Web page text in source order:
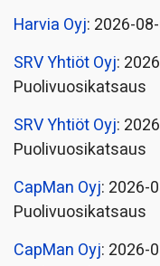
Harvia Oyj: 2026-
SRV Yhtiöt Oyj:
Puolivuosikatsaus
SRV Yhtiöt Oyj:
Puolivuosikatsaus
CapMan Oyj: 2026-
Puolivuosikatsaus
CapMan Oyj: 2026-